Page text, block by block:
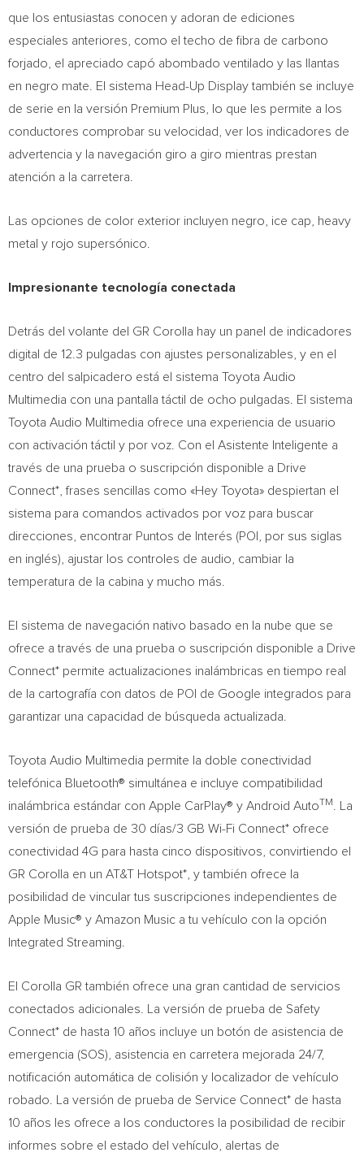
que los entusiastas conocen y adoran de ediciones
especiales anteriores, como el techo de fibra de carbono
forjado, el apreciado capó abombado ventilado y las llantas
en negro mate. El sistema Head-Up Display también se incluye
de serie en la versión Premium Plus, lo que les permite a los
conductores comprobar su velocidad, ver los indicadores de
advertencia y la navegación giro a giro mientras prestan
atención a la carretera.
Las opciones de color exterior incluyen negro, ice cap, heavy
metal y rojo supersónico.
Impresionante tecnología conectada
Detrás del volante del GR Corolla hay un panel de indicadores
digital de 12.3 pulgadas con ajustes personalizables, y en el
centro del salpicadero está el sistema Toyota Audio
Multimedia con una pantalla táctil de ocho pulgadas. El sistema
Toyota Audio Multimedia ofrece una experiencia de usuario
con activación táctil y por voz. Con el Asistente Inteligente a
través de una prueba o suscripción disponible a Drive
Connect*, frases sencillas como «Hey Toyota» despiertan el
sistema para comandos activados por voz para buscar
direcciones, encontrar Puntos de Interés (POI, por sus siglas
en inglés), ajustar los controles de audio, cambiar la
temperatura de la cabina y mucho más.
El sistema de navegación nativo basado en la nube que se
ofrece a través de una prueba o suscripción disponible a Drive
Connect* permite actualizaciones inalámbricas en tiempo real
de la cartografía con datos de POI de Google integrados para
garantizar una capacidad de búsqueda actualizada.
Toyota Audio Multimedia permite la doble conectividad
telefónica Bluetooth® simultánea e incluye compatibilidad
inalámbrica estándar con Apple CarPlay® y Android AutoTM
. La
versión de prueba de 30 días/3 GB Wi-Fi Connect* ofrece
conectividad 4G para hasta cinco dispositivos, convirtiendo el
GR Corolla en un AT&T Hotspot*, y también ofrece la
posibilidad de vincular tus suscripciones independientes de
Apple Music® y Amazon Music a tu vehículo con la opción
Integrated Streaming.
El Corolla GR también ofrece una gran cantidad de servicios
conectados adicionales. La versión de prueba de Safety
Connect* de hasta 10 años incluye un botón de asistencia de
emergencia (SOS), asistencia en carretera mejorada 24/7,
notificación automática de colisión y localizador de vehículo
robado. La versión de prueba de Service Connect* de hasta
10 años les ofrece a los conductores la posibilidad de recibir
informes sobre el estado del vehículo, alertas de